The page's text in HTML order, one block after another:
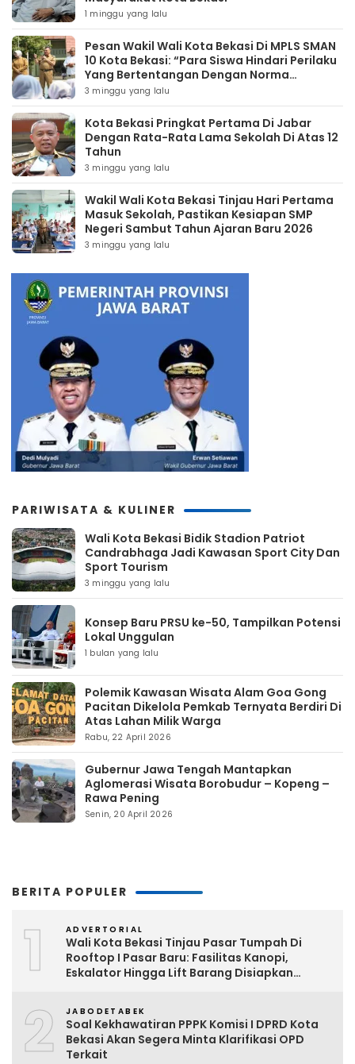
1 minggu yang lalu
Pesan Wakil Wali Kota Bekasi Di MPLS SMAN
10 Kota Bekasi: “Para Siswa Hindari Perilaku
Yang Bertentangan Dengan Norma
Masyarakat Maupun Agama”
3 minggu yang lalu
Kota Bekasi Pringkat Pertama Di Jabar
Dengan Rata-Rata Lama Sekolah Di Atas 12
Tahun
3 minggu yang lalu
Wakil Wali Kota Bekasi Tinjau Hari Pertama
Masuk Sekolah, Pastikan Kesiapan SMP
Negeri Sambut Tahun Ajaran Baru 2026
3 minggu yang lalu
PARIWISATA & KULINER
Wali Kota Bekasi Bidik Stadion Patriot
Candrabhaga Jadi Kawasan Sport City Dan
Sport Tourism
3 minggu yang lalu
Konsep Baru PRSU ke-50, Tampilkan Potensi
Lokal Unggulan
1 bulan yang lalu
Polemik Kawasan Wisata Alam Goa Gong
Pacitan Dikelola Pemkab Ternyata Berdiri Di
Atas Lahan Milik Warga
Rabu, 22 April 2026
Gubernur Jawa Tengah Mantapkan
Aglomerasi Wisata Borobudur – Kopeng –
Rawa Pening
Senin, 20 April 2026
BERITA POPULER
1 ADVERTORIAL
Wali Kota Bekasi Tinjau Pasar Tumpah Di
Rooftop I Pasar Baru: Fasilitas Kanopi,
Eskalator Hingga Lift Barang Disiapkan
2 JABODETABEK
Soal Kekhawatiran PPPK Komisi I DPRD Kota
Bekasi Akan Segera Minta Klarifikasi OPD
Terkait